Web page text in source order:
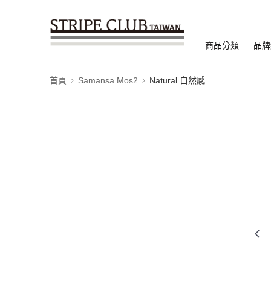
商品分類 品
首頁 Samansa Mos2 Natural 自然感